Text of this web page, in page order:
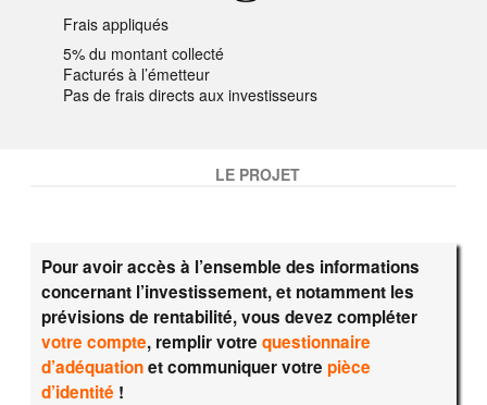
Frais appliqués
5% du montant collecté
Facturés à l’émetteur
Pas de frais directs aux investisseurs
LE PROJET
Pour avoir accès à l’ensemble des informations
concernant l’investissement, et notamment les
prévisions de rentabilité, vous devez compléter
votre compte, remplir votre questionnaire
d’adéquationet communiquer votre pièce
d’identité !